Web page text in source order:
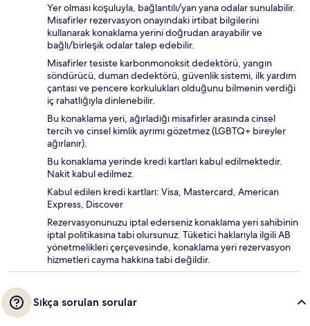
Yer olması koşuluyla, bağlantılı/yan yana odalar sunulabilir.
Misafirler rezervasyon onayındaki irtibat bilgilerini
kullanarak konaklama yerini doğrudan arayabilir ve
bağlı/birleşik odalar talep edebilir.
Misafirler tesiste karbonmonoksit dedektörü, yangın
söndürücü, duman dedektörü, güvenlik sistemi, ilk yardım
çantası ve pencere korkulukları olduğunu bilmenin verdiği
iç rahatlığıyla dinlenebilir.
Bu konaklama yeri, ağırladığı misafirler arasında cinsel
tercih ve cinsel kimlik ayrımı gözetmez (LGBTQ+ bireyler
ağırlanır).
Bu konaklama yerinde kredi kartları kabul edilmektedir.
Nakit kabul edilmez.
Kabul edilen kredi kartları: Visa, Mastercard, American
Express, Discover
Rezervasyonunuzu iptal ederseniz konaklama yeri sahibinin
iptal politikasına tabi olursunuz. Tüketici haklarıyla ilgili AB
yönetmelikleri çerçevesinde, konaklama yeri rezervasyon
hizmetleri cayma hakkına tabi değildir.
Sıkça sorulan sorular